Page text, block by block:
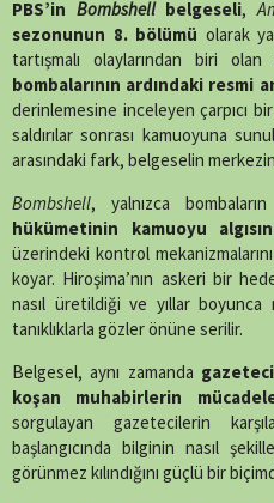
(Twitter)
PBS’in Bombshellbelgeseli,
sezonunun 8. bölümü olarak
tartışmalı olaylarından biri olan
bombalarının ardındaki resmi
derinlemesine inceleyen çarpıcı
saldırılar sonrası kamuoyuna
arasındaki fark, belgeselin
Bombshell, yalnızca
hükümetinin kamuoyu
üzerindeki kontrol
koyar. Hiroşima’nın askeri bir
nasıl üretildiği ve yıllar
tanıklıklarla gözler önüne serilir.
Belgesel, aynı zamanda
koşan muhabirlerin
sorgulayan gazetecilerin
başlangıcında bilginin nasıl
görünmez kılındığını güçlü bir